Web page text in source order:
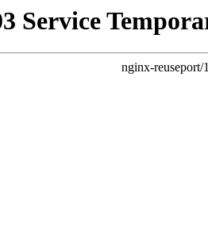
Service
nginx-reuseport/